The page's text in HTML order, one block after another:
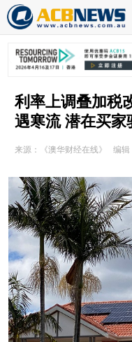
利率上调叠加税
遇寒流 潜在买家
来源：《澳华财经在线》 编